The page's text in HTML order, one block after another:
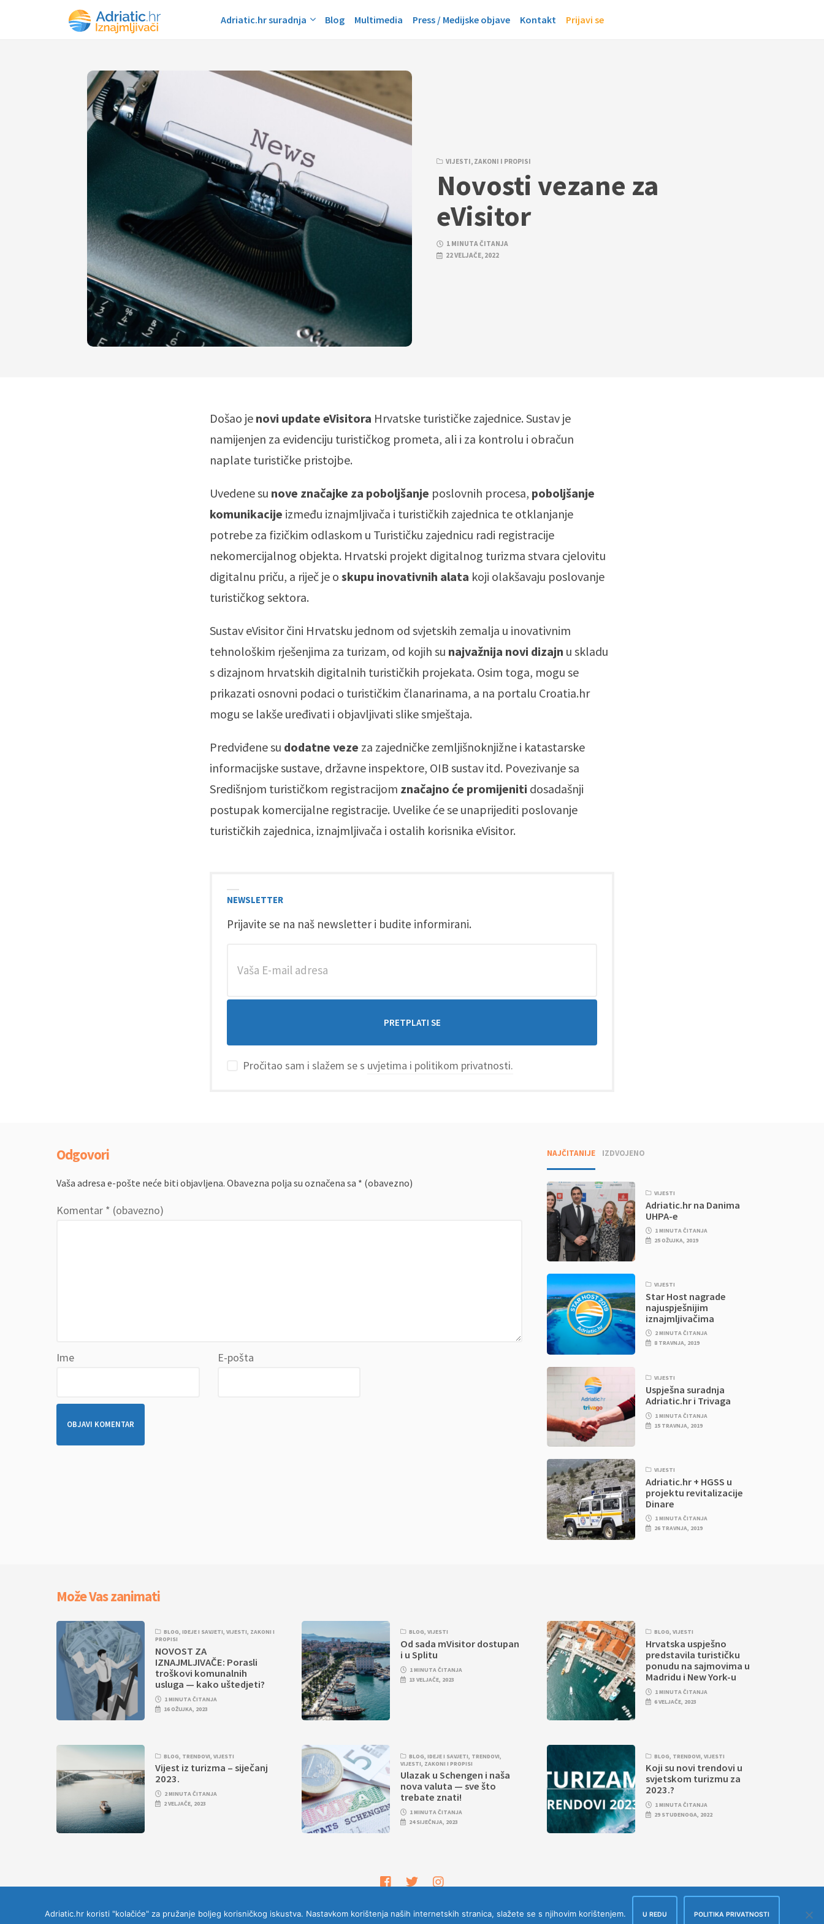
Adriatic.hr suradnja Blog Multimedia Press / Medijske objave Kontakt Prijavi se
VIJESTI, ZAKONI I PROPISI
Novosti vezane za
eVisitor
1 MINUTA ČITANJA
22 VELJAČE, 2022
Došao je novi update eVisitora Hrvatske turističke zajednice. Sustav je
namijenjen za evidenciju turističkog prometa, ali i za kontrolu i obračun
naplate turističke pristojbe.
Uvedene su nove značajke za poboljšanje poslovnih procesa, poboljšanje
komunikacije između iznajmljivača i turističkih zajednica te otklanjanje
potrebe za fizičkim odlaskom u Turističku zajednicu radi registracije
nekomercijalnog objekta. Hrvatski projekt digitalnog turizma stvara cjelovitu
digitalnu priču, a riječ je o skupu inovativnih alata koji olakšavaju poslovanje
turističkog sektora.
Sustav eVisitor čini Hrvatsku jednom od svjetskih zemalja u inovativnim
tehnološkim rješenjima za turizam, od kojih su najvažnija novi dizajn u skladu
s dizajnom hrvatskih digitalnih turističkih projekata. Osim toga, mogu se
prikazati osnovni podaci o turističkim članarinama, a na portalu Croatia.hr
mogu se lakše uređivati i objavljivati slike smještaja.
Predviđene su dodatne veze za zajedničke zemljišnoknjižne i katastarske
informacijske sustave, državne inspektore, OIB sustav itd. Povezivanje sa
Središnjom turističkom registracijom značajno će promijeniti dosadašnji
postupak komercijalne registracije. Uvelike će se unaprijediti poslovanje
turističkih zajednica, iznajmljivača i ostalih korisnika eVisitor.
NEWSLETTER
Prijavite se na naš newsletter i budite informirani.
Pročitao sam i slažem se s uvjetima i politikom privatnosti.
Odgovori
Vaša adresa e-pošte neće biti objavljena. Obavezna polja su označena sa * (obavezno)
Komentar * (obavezno)
Ime E-pošta
NAJČITANIJE IZDVOJENO
VIJESTI
Adriatic.hr na Danima
UHPA-e
1 MINUTA ČITANJA
25 OŽUJKA, 2019
VIJESTI
Star Host nagrade
najuspješnijim
iznajmljivačima
2 MINUTA ČITANJA
8 TRAVNJA, 2019
VIJESTI
Uspješna suradnja
Adriatic.hr i Trivaga
1 MINUTA ČITANJA
15 TRAVNJA, 2019
VIJESTI
Adriatic.hr + HGSS u
projektu revitalizacije
Dinare
1 MINUTA ČITANJA
26 TRAVNJA, 2019
Može Vas zanimati
BLOG,IDEJE I SAVJETI,VIJESTI, ZAKONI I
PROPISI
NOVOST ZA
IZNAJMLJIVAČE: Porasli
troškovi komunalnih
usluga — kako uštedjeti?
1 MINUTA ČITANJA
16 OŽUJKA, 2023
BLOG,VIJESTI
Od sada mVisitor dostupan
i u Splitu
1 MINUTA ČITANJA
13 VELJAČE, 2023
BLOG,VIJESTI
Hrvatska uspješno
predstavila turističku
ponudu na sajmovima u
Madridu i New York-u
1 MINUTA ČITANJA
6 VELJAČE, 2023
BLOG, TRENDOVI,VIJESTI
Vijest iz turizma – siječanj
2023.
2 MINUTA ČITANJA
2 VELJAČE, 2023
BLOG,IDEJE I SAVJETI, TRENDOVI,
VIJESTI, ZAKONI I PROPISI
Ulazak u Schengen i naša
nova valuta — sve što
trebate znati!
1 MINUTA ČITANJA
24 SIJEČNJA, 2023
BLOG, TRENDOVI,VIJESTI
Koji su novi trendovi u
svjetskom turizmu za
2023.?
1 MINUTA ČITANJA
29 STUDENOGA, 2022
Adriatic.hr koristi "kolačiće" za pružanje boljeg korisničkog iskustva. Nastavkom korištenja naših internetskih stranica, slažete se s njihovim korištenjem. U REDU POLITIKA PRIVATNOSTI